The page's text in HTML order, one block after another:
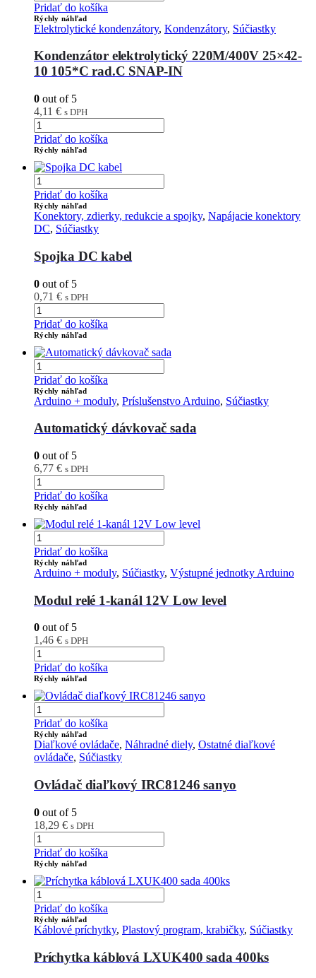
Pridať do košíka
Rýchly náhľad
Elektrolytické kondenzátory, Kondenzátory, Súčiastky
Kondenzátor elektrolytický 220M/400V 25×42-
10 105*C rad.C SNAP-IN
0 out of 5
4,11 € s DPH
Pridať do košíka
Rýchly náhľad
Pridať do košíka
Rýchly náhľad
Konektory, zdierky, redukcie a spojky, Napájacie konektory
DC, Súčiastky
Spojka DC kabel
0 out of 5
0,71 € s DPH
Pridať do košíka
Rýchly náhľad
Pridať do košíka
Rýchly náhľad
Arduino + moduly, Príslušenstvo Arduino, Súčiastky
Automatický dávkovač sada
0 out of 5
6,77 € s DPH
Pridať do košíka
Rýchly náhľad
Pridať do košíka
Rýchly náhľad
Arduino + moduly, Súčiastky, Výstupné jednotky Arduino
Modul relé 1-kanál 12V Low level
0 out of 5
1,46 € s DPH
Pridať do košíka
Rýchly náhľad
Pridať do košíka
Rýchly náhľad
Diaľkové ovládače, Náhradné diely, Ostatné diaľkové
ovládače, Súčiastky
Ovládač diaľkový IRC81246 sanyo
0 out of 5
18,29 € s DPH
Pridať do košíka
Rýchly náhľad
Pridať do košíka
Rýchly náhľad
Káblové príchytky, Plastový program, krabičky, Súčiastky
Príchytka káblová LXUK400 sada 400ks